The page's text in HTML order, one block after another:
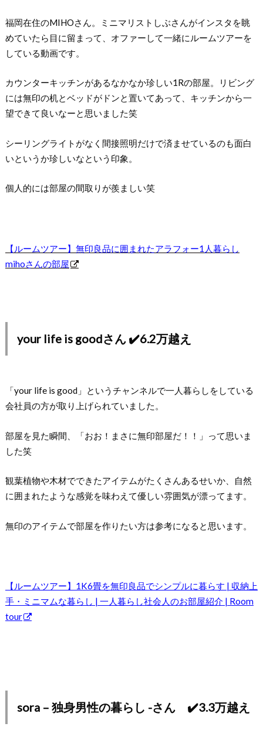
福岡在住のMIHOさん。ミニマリストしぶさんがインスタを眺
めていたら目に留まって、オファーして一緒にルームツアーを
している動画です。
カウンターキッチンがあるなかなか珍しい1Rの部屋。リビング
には無印の机とベッドがドンと置いてあって、キッチンから一
望できて良いなーと思いました笑
シーリングライトがなく間接照明だけで済ませているのも面白
いというか珍しいなという印象。
個人的には部屋の間取りが羨ましい笑
【ルームツアー】無印良品に囲まれたアラフォー1人暮らし
mihoさんの部屋
your life is goodさん ✔️6.2万越え
「your life is good」というチャンネルで一人暮らしをしている
会社員の方が取り上げられていました。
部屋を見た瞬間、「おお！まさに無印部屋だ！！」って思いま
した笑
観葉植物や木材でできたアイテムがたくさんあるせいか、自然
に囲まれたような感覚を味わえて優しい雰囲気が漂ってます。
無印のアイテムで部屋を作りたい方は参考になると思います。
【ルームツアー】1K6畳を無印良品でシンプルに暮らす | 収納上
手・ミニマムな暮らし | 一人暮らし社会人のお部屋紹介 | Room
tour
sora – 独身男性の暮らし -さん ✔️3.3万越え